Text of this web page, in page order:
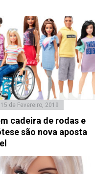
15 de Fevereiro, 2019
cadeira de rodas e
são nova aposta